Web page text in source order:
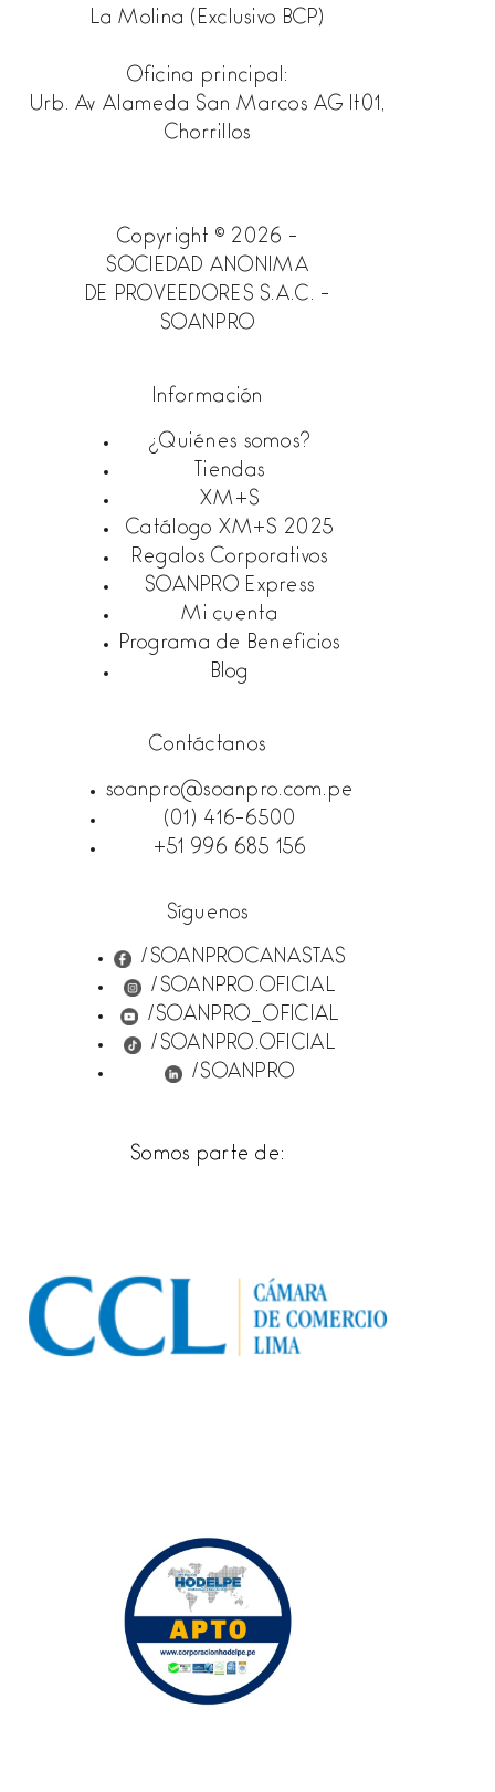
La Molina (Exclusivo BCP)
Oficina principal:
Urb. Av Alameda San Marcos AG lt01,
Chorrillos
Copyright © 2026 -
SOCIEDAD ANONIMA
DE PROVEEDORES S.A.C. -
SOANPRO
Información
¿Quiénes somos?
Tiendas
XM+S
Catálogo XM+S 2025
Regalos Corporativos
SOANPRO Express
Mi cuenta
Programa de Beneficios
Blog
Contáctanos
soanpro@soanpro.com.pe
(01) 416-6500
+51 996 685 156
Síguenos
/SOANPROCANASTAS
/SOANPRO.OFICIAL
/SOANPRO_OFICIAL
/SOANPRO.OFICIAL
/SOANPRO
Somos parte de: